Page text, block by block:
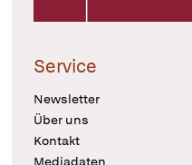
Service
Newsletter
Über uns
Kontakt
Mediadaten